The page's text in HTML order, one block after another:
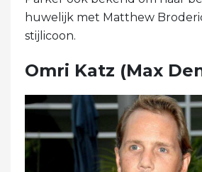
huwelijk met Matthew
stijlicoon.
Omri Katz (Max